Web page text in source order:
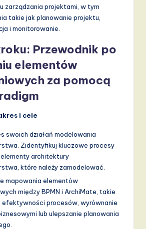
zarządzania projektami, w tym
takie jak planowanie projektu,
i monitorowanie.
Przewodnik po
elementów
za pomocą
i cele
swoich działań modelowania
Zidentyfikuj kluczowe procesy
architektury
które należy zamodelować.
mapowania elementów
między BPMN i ArchiMate, takie
efektywności procesów, wyrównanie
lub ulepszanie planowania